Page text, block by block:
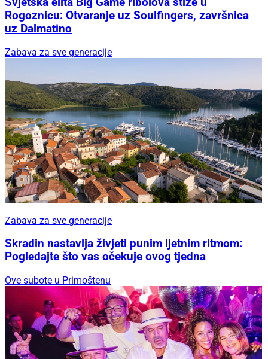
Rogoznicu: Otvaranje uz Soulfingers, završnica
uz Dalmatino
Zabava za sve generacije
Zabava za sve generacije
Skradin nastavlja živjeti punim ljetnim ritmom:
Pogledajte što vas očekuje ovog tjedna
Ove subote u Primoštenu